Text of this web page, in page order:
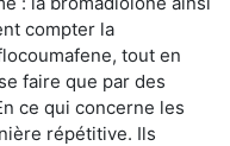
compter la
tout en
faire que par des
ce qui concerne les
répétitive. Ils